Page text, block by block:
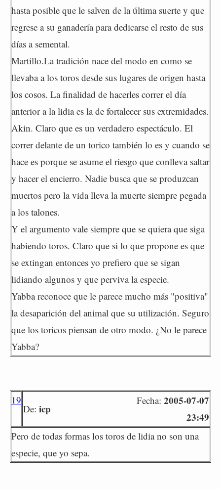
hasta posible que le salven de la última suerte y que
regrese a su ganadería para dedicarse el resto de sus
días a semental.
Martillo.La tradición nace del modo en como se
llevaba a los toros desde sus lugares de origen hasta
los cosos. La finalidad de hacerles correr el día
anterior a la lidia es la de fortalecer sus extremidades.
Akin. Claro que es un verdadero espectáculo. El
correr delante de un torico también lo es y cuando se
hace es porque se asume el riesgo que conlleva saltar
y hacer el encierro. Nadie busca que se produzcan
muertos pero la vida lleva la muerte siempre pegada
a los talones.
Y el argumento vale siempre que se quiera que siga
habiendo toros. Claro que si lo que propone es que
se extingan entonces yo prefiero que se sigan
lidiando algunos y que perviva la especie.
Yabba reconoce que le parece mucho más "positiva"
la desaparición del animal que su utilización. Seguro
que los toricos piensan de otro modo. ¿No le parece
Yabba?
19
De: icp
Fecha: 2005-07-07
23:49
Pero de todas formas los toros de lidia no son una
especie, que yo sepa.